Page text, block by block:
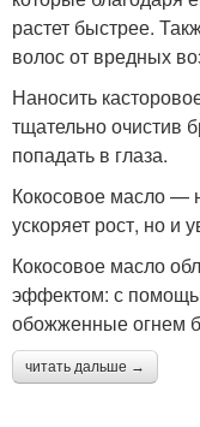
растет быстрее.
волос от вредных
Наносить
тщательно очистив
попадать в глаза.
Кокосовое масло —
ускоряет рост, но и
Кокосовое масло
эффектом: с
обожженные огнем
читать дальше →